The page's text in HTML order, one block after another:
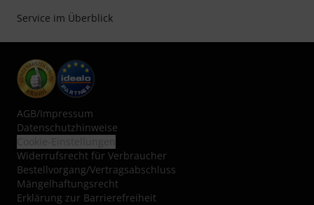
Service im Überblick
AGB/Impressum
Datenschutzhinweise
Widerrufsrecht für Verbraucher
Bestellvorgang/Vertragsabschluss
Mängelhaftungsrecht
Erklärung zur Barrierefreiheit